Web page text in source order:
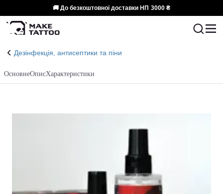
🚚 До безкоштовної доставки НП 3000 ₴
Дезінфекція, антисептики та піни
ОсновнеОписХарактеристики